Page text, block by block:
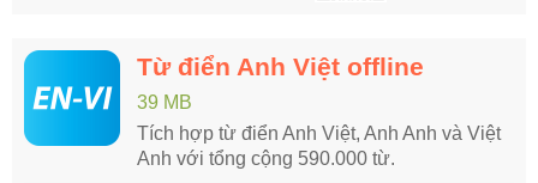
Từ điển Anh Việt offline
39 MB
Tích hợp từ điển Anh Việt, Anh Anh và Việt
Anh với tổng cộng 590.000 từ.